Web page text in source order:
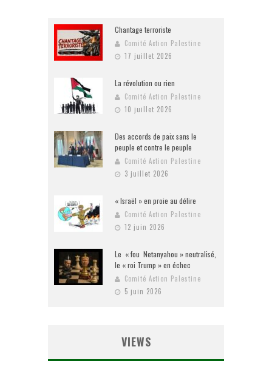
Chantage terroriste
Comité Action Palestine
17 juillet 2026
La révolution ou rien
Comité Action Palestine
10 juillet 2026
Des accords de paix sans le
peuple et contre le peuple
Comité Action Palestine
3 juillet 2026
« Israël » en proie au délire
Comité Action Palestine
12 juin 2026
Le « fou Netanyahou » neutralisé,
le « roi Trump » en échec
Comité Action Palestine
5 juin 2026
VIEWS